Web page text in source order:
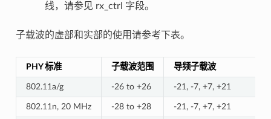
线，请参见 rx_ctrl 字段。
子载波的虚部和实部的使用请参考下表。
PHY 标准 子载波范围 导频子载波
802.11a/g -26 to +26 -21, -7, +7, +21
802.11n, 20 MHz -28 to +28 -21, -7, +7, +21